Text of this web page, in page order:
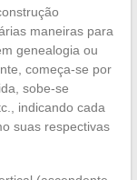
maneiras para
genealogia ou
começa-se por
sobe-se
indicando cada
suas respectivas